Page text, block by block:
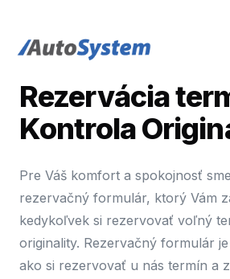
auto-system logo
Rezervácia
Kontrola
Pre Váš komfort a spokojnosť
rezervačný formulár, ktorý Vám
kedykoľvek si rezervovať voľný
originality. Rezervačný formulár
ako si rezervovať u nás termín a